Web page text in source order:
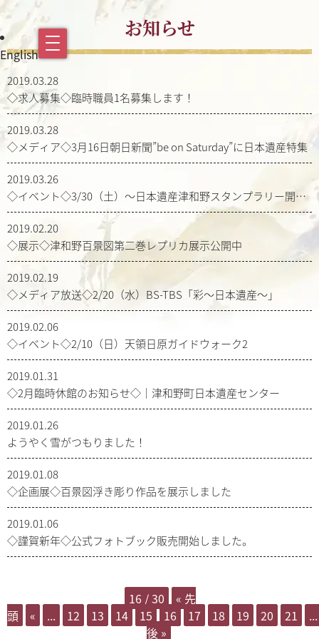
English
お知らせ
2019.03.28
◇求人募集◇臨時職員1名募集します！
2019.03.28
◇メディア◇3月16日朝日新聞”be on Saturday”に日本遺産特集
2019.03.26
◇イベント◇3/30（土）～日本遺産津和野スタンプラリー開催
決定！
2019.02.20
◇展示◇津和野百景図第二巻レプリカ展示公開中
2019.02.19
◇メディア放送◇2/20（水）BS-TBS「彩～日本遺産～」
2019.02.06
◇イベント◇2/10（日）天領日原ガイドウォーク2
2019.01.31
◇2月臨時休館のお知らせ◇｜津和野町日本遺産センター
2019.01.26
ようやく雪がつもりました！
2019.01.08
◇企画展◇百景図浮き彫り作品を展示しました
2019.01.06
◇謹賀新年◇公式フォトブック販売開始しました。
16 / 30
« 先
頭
« ... 12 13 14 15 16 17 18 19 20 21
...
後 »